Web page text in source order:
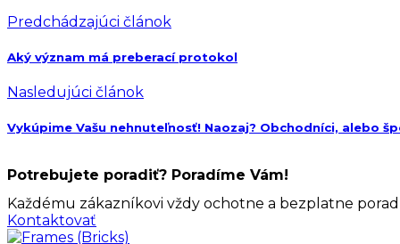
Predchádzajúci článok
Aký význam má preberací protokol
Nasledujúci článok
Vykúpime Vašu nehnuteľnosť! Naozaj? Obchodníci, alebo
Potrebujete poradiť? Poradíme Vám!
Každému zákazníkovi vždy ochotne a bezplatne
Kontaktovať